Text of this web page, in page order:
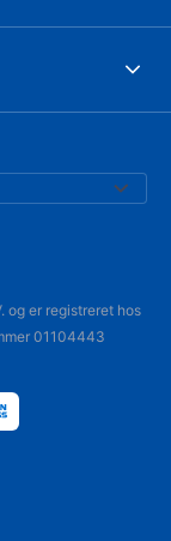
og er registreret hos
01104443